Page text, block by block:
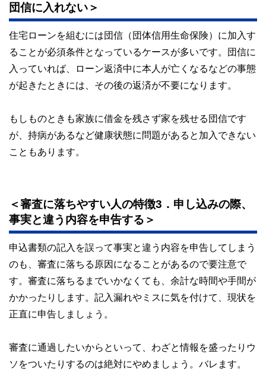
団信に入れない＞
住宅ローンを組むには団信（団体信用生命保険）に加入す
ることが必須条件となっているケースが多いです。団信に
入っていれば、ローン返済中に本人が亡くなるなどの事態
が起きたときには、その後の返済が不要になります。
もしものときも家族に借金を残さず家を残せる団信です
が、持病があるなど健康状態に問題があると加入できない
こともあります。
＜審査に落ちやすい人の特徴3．申し込みの際、
事実と違う内容を申告する＞
申込書類の記入を誤って事実と違う内容を申告してしまう
のも、審査に落ちる原因になることがあるので要注意で
す。審査に落ちるまでいかなくても、余計な時間や手間が
かかったりします。記入漏れやミスに気を付けて、現状を
正直に申告しましょう。
審査に通過したいからといって、わざと情報を盛ったりウ
ソをついたりするのは絶対にやめましょう。バレます。